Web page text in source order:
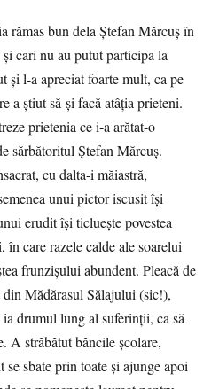
rămas bun dela Ştefan Mărcuş în
cari nu au putut participa la
şi l-a apreciat foarte mult, ca pe
a ştiut să-şi facă atâţia prieteni.
prietenia ce i-a arătat-o
sărbătoritul Ştefan Mărcuş.
cu dalta-i măiastră,
unui pictor iscusit îşi
erudit îşi ticlueşte povestea
care razele calde ale soarelui
frunzişului abundent. Pleacă de
din Mădărasul Sălajului (sic!),
drumul lung al suferinţii, ca să
A străbătut băncile şcolare,
sbate prin toate şi ajunge apoi